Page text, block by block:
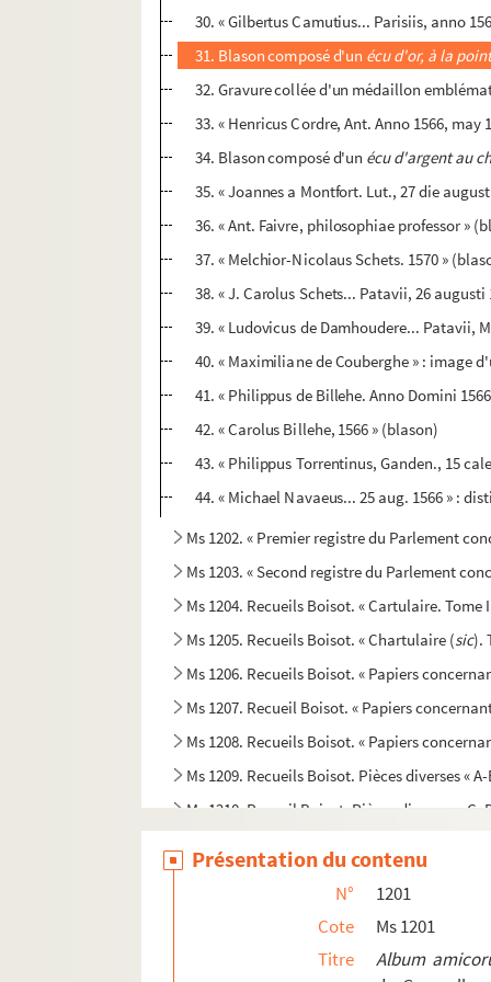
30. « Gilbertus Camutius... Parisiis, anno
31. Blason composé d'un écu d'or, à la
32. Gravure collée d'un médaillon
33. « Henricus Cordre, Ant. Anno 1566, may
34. Blason composé d'un écu d'argent au
35. « Joannes a Montfort. Lut., 27 die
36. « Ant. Faivre, philosophiae professor »
37. « Melchior-Nicolaus Schets. 1570 »
38. « J. Carolus Schets... Patavii, 26 augusti
39. « Ludovicus de Damhoudere... Patavii,
40. « Maximiliane de Couberghe » : image
41. « Philippus de Billehe. Anno Domini
42. « Carolus Billehe, 1566 » (blason)
43. « Philippus Torrentinus, Ganden., 15
44. « Michael Navaeus... 25 aug. 1566 » :
Ms 1202. « Premier registre du Parlement
Ms 1203. « Second registre du Parlement
Ms 1204. Recueils Boisot. « Cartulaire. Tome
Ms 1205. Recueils Boisot. « Chartulaire (sic).
Ms 1206. Recueils Boisot. « Papiers
Ms 1207. Recueil Boisot. « Papiers
Ms 1208. Recueils Boisot. « Papiers
Ms 1209. Recueils Boisot. Pièces diverses « A-
Ms 1210. Recueil Boisot. Pièces diverses « C.
Présentation du contenu
N°
1201
Cote
Ms 1201
Titre
Album